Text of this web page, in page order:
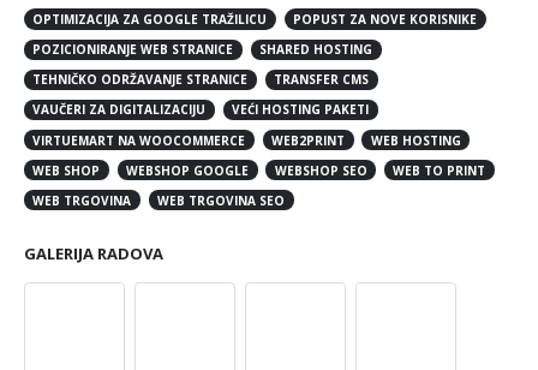
OPTIMIZACIJA ZA GOOGLE TRAŽILICU
POPUST ZA NOVE KORISNIKE
POZICIONIRANJE WEB STRANICE
SHARED HOSTING
TEHNIČKO ODRŽAVANJE STRANICE
TRANSFER CMS
VAUČERI ZA DIGITALIZACIJU
VEĆI HOSTING PAKETI
VIRTUEMART NA WOOCOMMERCE
WEB2PRINT
WEB HOSTING
WEB SHOP
WEBSHOP GOOGLE WEBSHOP SEO
WEB TO PRINT
WEB TRGOVINA
WEB TRGOVINA SEO
GALERIJA RADOVA